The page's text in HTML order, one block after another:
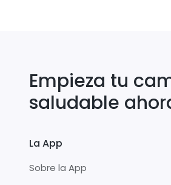
Empieza tu
saludable
La App
Sobre la App